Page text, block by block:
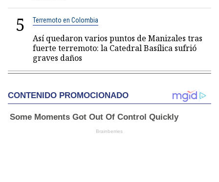
5 Terremoto en Colombia
Así quedaron varios puntos de Manizales tras
fuerte terremoto: la Catedral Basílica sufrió
graves daños